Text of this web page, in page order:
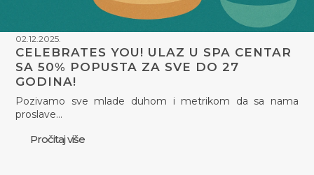
02.12.2025.
CELEBRATES YOU! ULAZ U SPA CENTAR
SA 50% POPUSTA ZA SVE DO 27
GODINA!
Pozivamo sve mlade duhom i metrikom da sa nama
proslave…
Pročitaj više